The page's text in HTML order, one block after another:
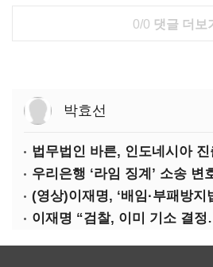
0/0 댓글 더보
박효선
법무법인 바른, 인도네시아 진